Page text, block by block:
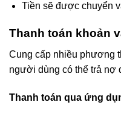
Tiền sẽ được chuyển
Thanh toán khoản
Cung cấp nhiều phương
người dùng có thể trả nợ
Thanh toán qua ứng